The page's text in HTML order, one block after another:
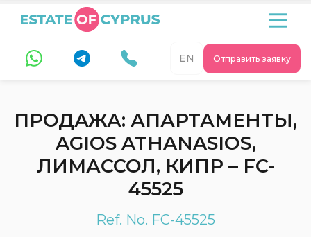
Отправить заявку
EN
ПРОДАЖА: АПАРТАМЕНТЫ,
AGIOS ATHANASIOS,
ЛИМАССОЛ, КИПР – FC-
45525
Ref. No. FC-45525